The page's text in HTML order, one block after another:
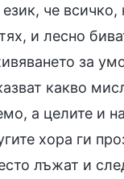
че всичко,
и лесно
за
какво
а целите и
хора ги
лъжат и